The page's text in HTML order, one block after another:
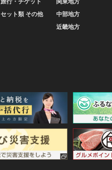
セット類 その他
中部地方
近畿地方